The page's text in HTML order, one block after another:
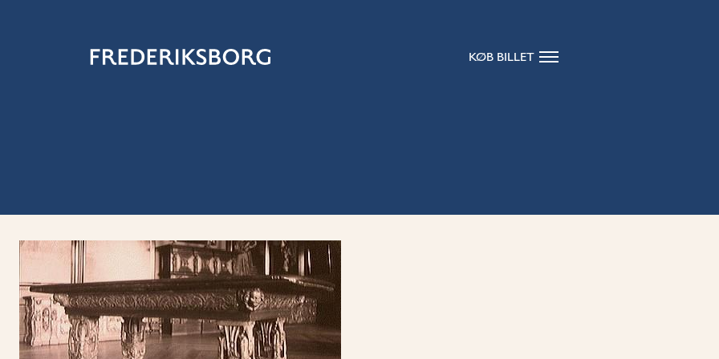
KØB BILLET